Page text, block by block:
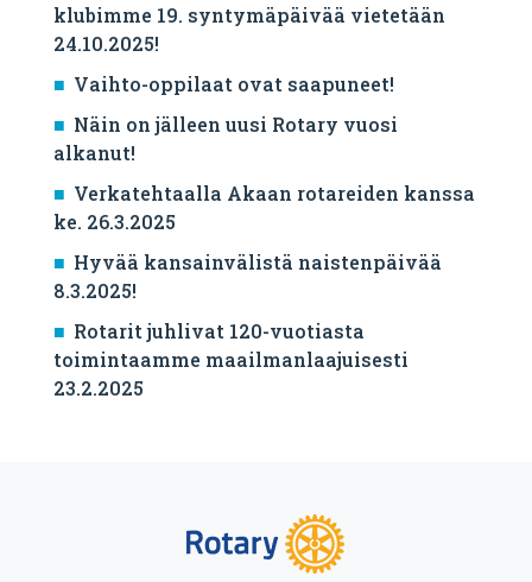
klubimme 19. syntymäpäivää vietetään
24.10.2025!
Vaihto-oppilaat ovat saapuneet!
Näin on jälleen uusi Rotary vuosi
alkanut!
Verkatehtaalla Akaan rotareiden kanssa
ke. 26.3.2025
Hyvää kansainvälistä naistenpäivää
8.3.2025!
Rotarit juhlivat 120-vuotiasta
toimintaamme maailmanlaajuisesti
23.2.2025